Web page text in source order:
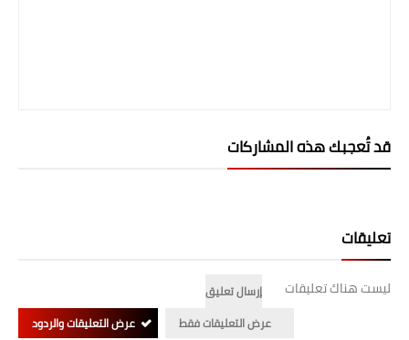
قد تُعجبك هذه المشاركات
تعليقات
ليست هناك تعليقات
إرسال تعليق
عرض التعليقات فقط
عرض التعليقات والردود